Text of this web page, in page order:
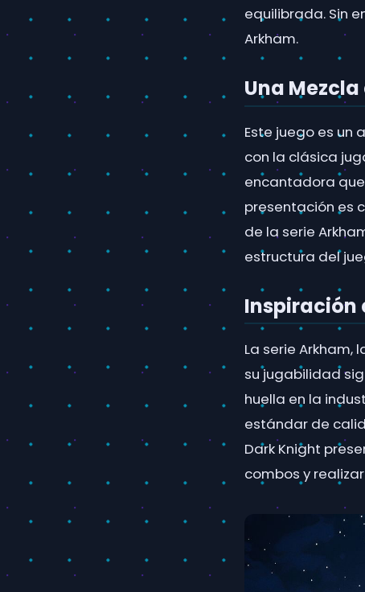
equilibrada. Sin
Arkham.
Una
Este juego es un
con la clásica
encantadora
presentación es
de la serie
estructura del
Inspiración
La serie Arkham,
su jugabilidad
huella en la
estándar de
Dark Knight
combos y